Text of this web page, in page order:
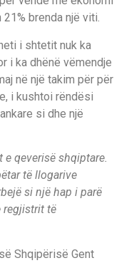
brenda një viti.
i shtetit nuk ka
i ka dhënë vëmendje
në një takim për për
i kushtoi rëndësi
si dhe një
qeverisë shqiptare.
të llogarive
si një hap i parë
regjistrit të
Shqipërisë Gent